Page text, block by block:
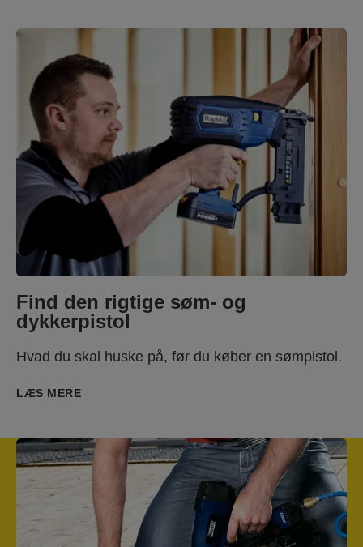
Find den rigtige søm- og
dykkerpistol
Hvad du skal huske på, før du køber en sømpistol.
LÆS MERE